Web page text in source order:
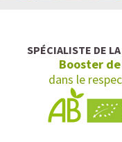
SPÉCIALISTE DE LA
Booster
dans le